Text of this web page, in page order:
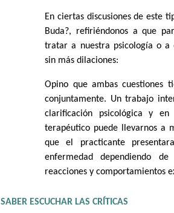
En ciertas discusiones de este
Buda?, refiriéndonos a que
tratar a nuestra psicología o a
sin más dilaciones:
Opino que ambas cuestiones
conjuntamente. Un trabajo
clarificación psicológica y
terapéutico puede llevarnos a
que el practicante
enfermedad dependiendo
reacciones y comportamientos
SABER ESCUCHAR LAS CRÍTICAS